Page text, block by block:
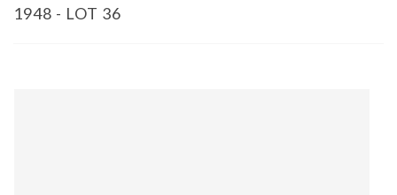
1948 - LOT 36